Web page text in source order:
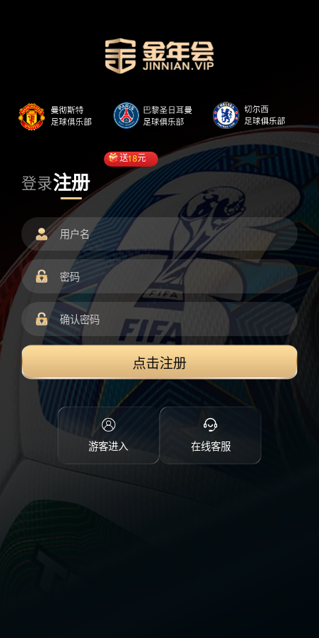
登录注册
送18元
点击注册
游客进入 在线客服